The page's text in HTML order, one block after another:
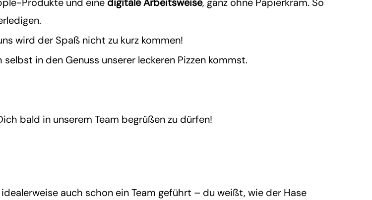
Produkte und eine digitaleArbeitsweise, ganz ohne Papierkram. So
wird der Spaß nicht zu kurz kommen!
in den Genuss unserer leckeren Pizzen kommst.
bald in unserem Team begrüßen zu dürfen!
auch schon ein Team geführt – du weißt, wie der Hase